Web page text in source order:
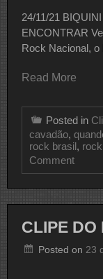
24/11/21
ENCONTRAR
Rock Nacional, o
Read More
Posted in
cavadão,
rock brasil,
Commenton
CLIPE
CLIPE DO
Posted on 23